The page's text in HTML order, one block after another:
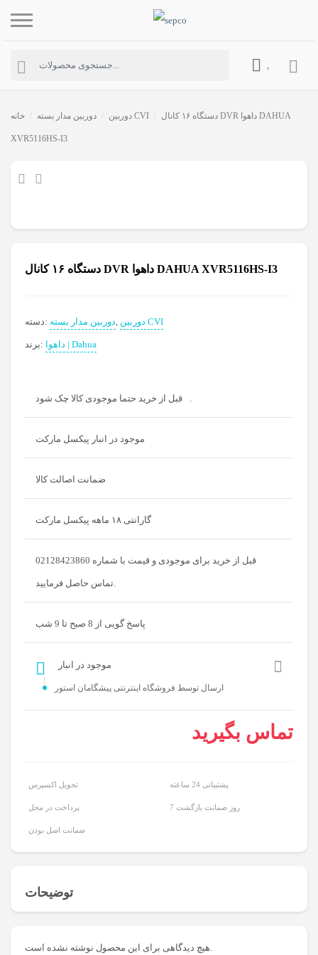
کاربری
خانه دوربین مدار بسته دوربین CVI دستگاه ۱۶ کانال DVR داهوا DAHUA
XVR5116HS-I3
دستگاه ۱۶ کانال DVR داهوا DAHUA XVR5116HS-I3
دسته: دوربین مدار بسته, دوربین CVI
برند: داهوا | Dahua
قبل از خرید حتما موجودی کالا چک شود.
موجود در انبار پیکسل مارکت
ضمانت اصالت کالا
گارانتی ۱۸ ماهه پیکسل مارکت
قبل از خرید برای موجودی و قیمت با شماره 02128423860
تماس حاصل فرمایید.
پاسخ گویی از 8 صبح تا 9 شب
موجود در انبار
ارسال توسط فروشگاه اینترنتی پیشگامان استور
تماس بگیرید
تحویل اکسپرس پشتیبانی 24 ساعته
پرداخت در محل 7 روز ضمانت بازگشت
ضمانت اصل بودن
توضیحات
هیچ دیدگاهی برای این محصول نوشته نشده است.